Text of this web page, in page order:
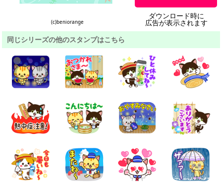
(c)beniorange
ダウンロード時に
広告が表示されます
同じシリーズの他のスタンプはこちら